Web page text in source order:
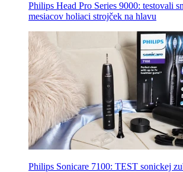
Philips Head Pro Series 9000: testovali
mesiacov holiaci strojček na hlavu
Philips Sonicare 7100: TEST sonickej